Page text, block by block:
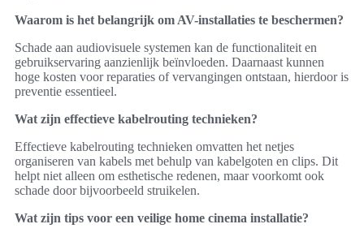
Waarom is het belangrijk om AV-installaties te beschermen?
Schade aan audiovisuele systemen kan de functionaliteit en
gebruikservaring aanzienlijk beïnvloeden. Daarnaast kunnen
hoge kosten voor reparaties of vervangingen ontstaan, hierdoor is
preventie essentieel.
Wat zijn effectieve kabelrouting technieken?
Effectieve kabelrouting technieken omvatten het netjes
organiseren van kabels met behulp van kabelgoten en clips. Dit
helpt niet alleen om esthetische redenen, maar voorkomt ook
schade door bijvoorbeeld struikelen.
Wat zijn tips voor een veilige home cinema installatie?